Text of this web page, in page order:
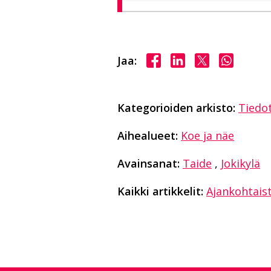
Jaa: Jaa Facebookissa
Jaa LinkedInissä
Jaa X:ssä
Jaa
Kategorioiden arkisto:
Aihealueet: Koe ja näe
Avainsanat: Taide , Jokikylä
Kaikki artikkelit: